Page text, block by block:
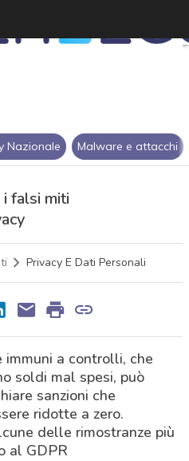
Nazionale Malware e attacchi
falsi miti
Privacy E Dati Personali
immuni a controlli, che
soldi mal spesi, può
sanzioni che
ridotte a zero.
delle rimostranze più
al GDPR